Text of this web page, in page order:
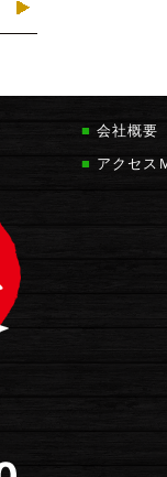
■ 会社概要
■ アクセス